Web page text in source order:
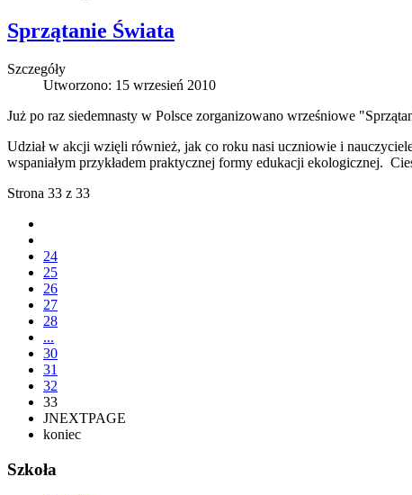
Sprzątanie Świata
Szczegóły
Utworzono: 15 wrzesień 2010
Już po raz siedemnasty w Polsce zorganizowano wrześniowe
Udział w akcji wzięli również, jak co roku nasi uczniowie i
wspaniałym przykładem praktycznej formy edukacji ekologicznej.
Strona 33 z 33
24
25
26
27
28
...
30
31
32
33
JNEXTPAGE
koniec
Szkoła